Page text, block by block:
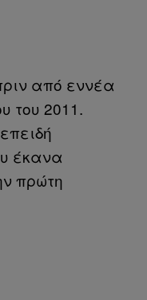
από εννέα
του 2011.
έκανα
πρώτη